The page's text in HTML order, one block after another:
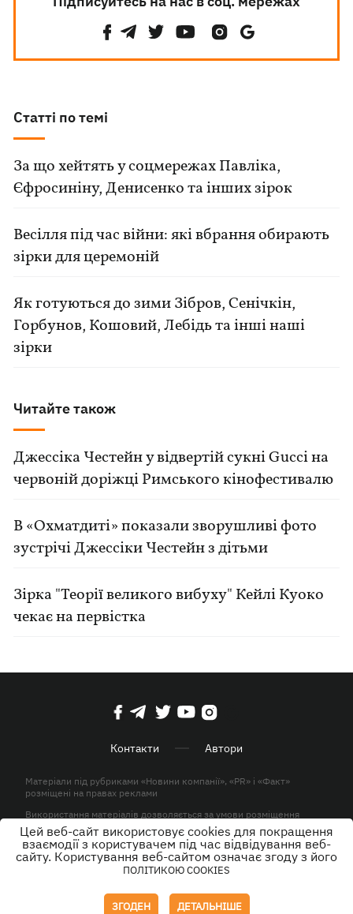
Статті по темі
За що хейтять у соцмережах Павліка,
Єфросиніну, Денисенко та інших зірок
Весілля під час війни: які вбрання обирають
зірки для церемоній
Як готуються до зими Зібров, Сенічкін,
Горбунов, Кошовий, Лебідь та інші наші
зірки
Читайте також
Джессіка Честейн у відвертій сукні Gucci на
червоній доріжці Римського кінофестивалю
В «Охматдиті» показали зворушливі фото
зустрічі Джессіки Честейн з дітьми
Зірка "Теорії великого вибуху" Кейлі Куоко
чекає на первістка
Контакти Автори
Матеріали під рубриками «Новини компанії», «PR» і «Факт»
розміщені на правах реклами
Використання матеріалів дозволяється за умови розміщення
активного гіперпосилання на KP.UA в першому абзаці.
© ТОВ «ЮЛАВ МЕДІА» 2026. Всі права захищені.
Цей веб-сайт використовує cookies для покращення
взаємодії з користувачем під час відвідування веб-
сайту. Користування веб-сайтом означає згоду з його
ПОЛІТИКОЮ COOKIES
ЗГОДЕН ДЕТАЛЬНІШЕ